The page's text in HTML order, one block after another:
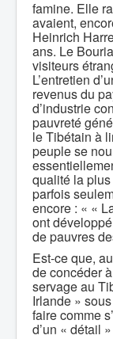
famine. Elle
avaient,
Heinrich
ans. Le
visiteurs
L’entretien
revenus du
d’industrie
pauvreté
le Tibétain à
peuple se
qualité la
parfois
encore : « «
ont
de pauvres
Est-ce que,
de concéder
servage au
Irlande »
faire comme
d’un « détail